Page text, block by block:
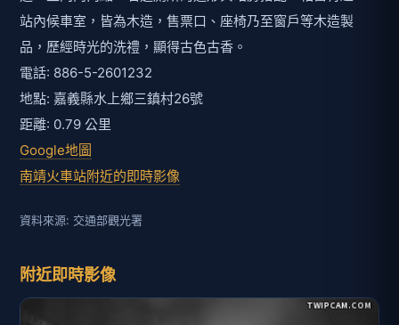
站內候車室，皆為木造，售票口、座椅乃至窗戶等木造製
品，歷經時光的洗禮，顯得古色古香。
電話: 886-5-2601232
地點: 嘉義縣水上鄉三鎮村26號
距離: 0.79 公里
Google地圖
南靖火車站附近的即時影像
資料來源: 交通部觀光署
附近即時影像